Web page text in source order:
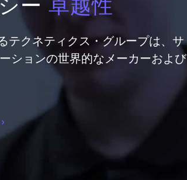
ー 卓越性
テクネティクス・グループは、サ
ションの世界的なメーカーおよび